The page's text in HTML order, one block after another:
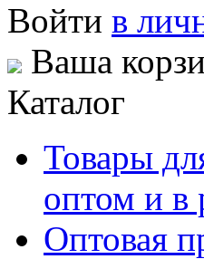
Войти в
Ваша
Каталог
Товары
оптом и в
Оптовая